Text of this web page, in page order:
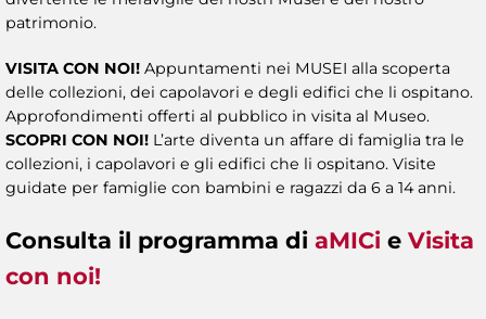
patrimonio.
VISITA CON NOI! Appuntamenti nei MUSEI alla scoperta
delle collezioni, dei capolavori e degli edifici che li ospitano.
Approfondimenti offerti al pubblico in visita al Museo.
SCOPRI CON NOI! L’arte diventa un affare di famiglia tra le
collezioni, i capolavori e gli edifici che li ospitano. Visite
guidate per famiglie con bambini e ragazzi da 6 a 14 anni.
Consulta il programma di aMICi e Visita
con noi!